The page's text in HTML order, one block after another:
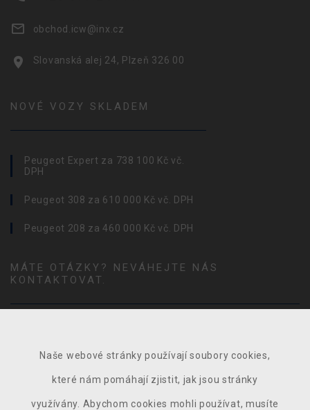
obchod.icw@inx.cz
Slovanská alej 24, Plzeň 326 00
NOVÉ VOZY SKLADEM
Peugeot Expert za 738 100 Kč vč.
DPH
Peugeot 308 za 610 000 Kč vč. DPH
Peugeot 208 za 460 000 Kč vč. DPH
MÁTE OTÁZKY? NEVÁHEJTE NÁS
KONTAKTOVAT.
Naše webové stránky používají soubory cookies,
které nám pomáhají zjistit, jak jsou stránky
využívány. Abychom cookies mohli používat, musíte